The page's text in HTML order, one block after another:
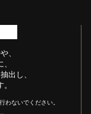
、
出し、
わないでください。